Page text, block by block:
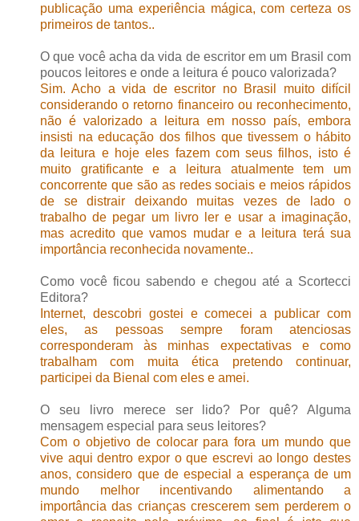
publicação uma experiência mágica, com certeza os
primeiros de tantos..
O que você acha da vida de escritor em um Brasil com
poucos leitores e onde a leitura é pouco valorizada?
Sim. Acho a vida de escritor no Brasil muito difícil
considerando o retorno financeiro ou reconhecimento,
não é valorizado a leitura em nosso país, embora
insisti na educação dos filhos que tivessem o hábito
da leitura e hoje eles fazem com seus filhos, isto é
muito gratificante e a leitura atualmente tem um
concorrente que são as redes sociais e meios rápidos
de se distrair deixando muitas vezes de lado o
trabalho de pegar um livro ler e usar a imaginação,
mas acredito que vamos mudar e a leitura terá sua
importância reconhecida novamente..
Como você ficou sabendo e chegou até a Scortecci
Editora?
Internet, descobri gostei e comecei a publicar com
eles, as pessoas sempre foram atenciosas
corresponderam às minhas expectativas e como
trabalham com muita ética pretendo continuar,
participei da Bienal com eles e amei.
O seu livro merece ser lido? Por quê? Alguma
mensagem especial para seus leitores?
Com o objetivo de colocar para fora um mundo que
vive aqui dentro expor o que escrevi ao longo destes
anos, considero que de especial a esperança de um
mundo melhor incentivando alimentando a
importância das crianças crescerem sem perderem o